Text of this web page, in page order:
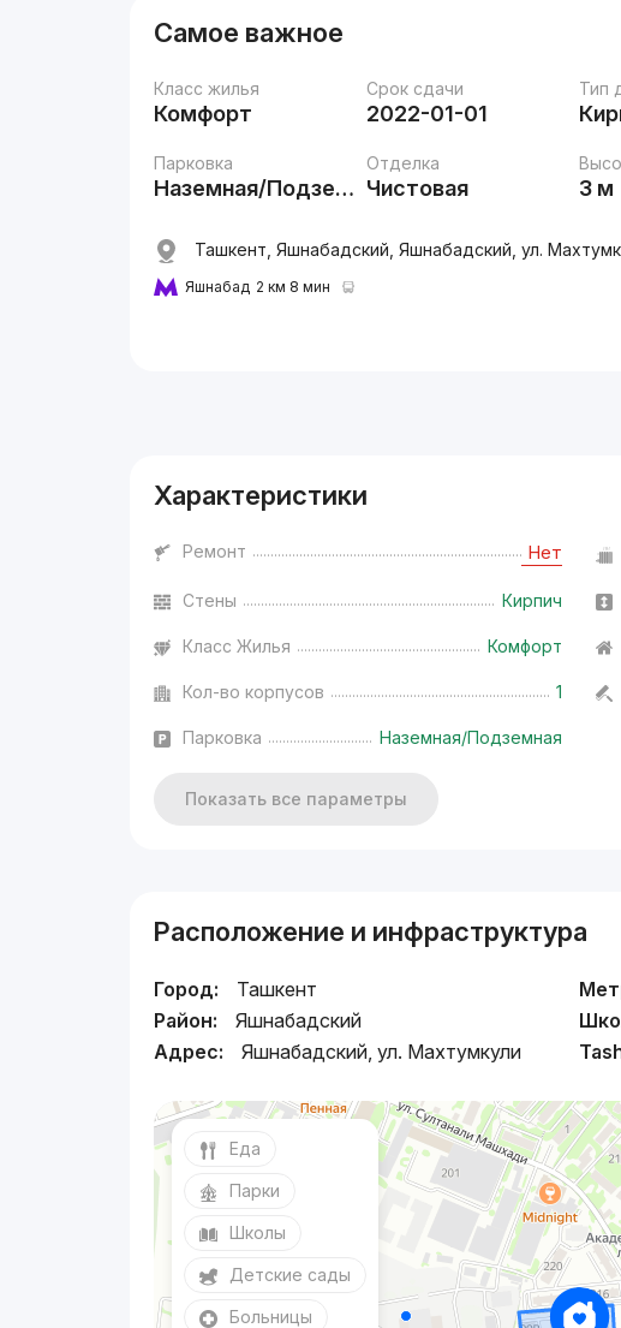
Самое важное
Класс жилья
Комфорт
Срок сдачи
2022-01-01
Тип
Парковка
Наземная/Подземная
Отделка
Чистовая 3 м
Ташкент, Яшнабадский, Яшнабадский, ул.
Яшнабад 2 км 8 мин
Характеристики
Ремонт Нет
Стены Кирпич
Класс Жилья Комфорт
Кол-во корпусов 1
Парковка Наземная/Подземная
Показать все параметры
Расположение и инфраструктура
Город:
Ташкент
Район:
Яшнабадский
Адрес:
Яшнабадский, ул. Махтумкули
Еда
Парки
Школы
Детские сады
Больницы